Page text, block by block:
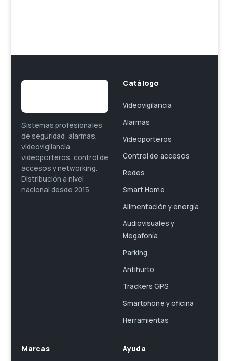
Sistemas profesionales
de seguridad: alarmas,
videovigilancia,
videoporteros, control de
accesos y networking.
Distribución a nivel
nacional desde 2015.
Catálogo
Videovigilancia
Alarmas
Videoporteros
Control de accesos
Redes
Smart Home
Alimentación y energía
Audiovisuales y
Megafonía
Parking
Antihurto
Trackers GPS
Smartphone y oficina
Herramientas
Marcas Ayuda